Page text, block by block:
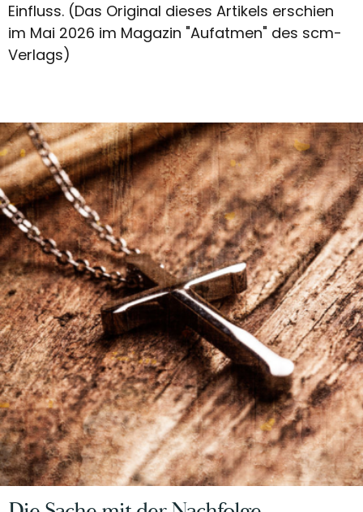
Einfluss. (Das Original dieses Artikels erschien
im Mai 2026 im Magazin "Aufatmen" des scm-
Verlags)